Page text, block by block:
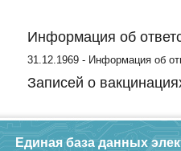
Информация об
31.12.1969 - Информация об
Записей о
Единая база данных